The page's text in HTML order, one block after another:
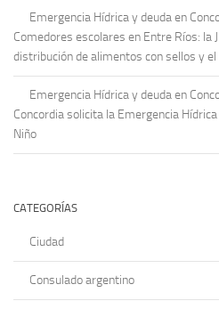
Emergencia Hídrica y deuda en
Comedores escolares en Entre Ríos: la
distribución de alimentos con sellos y
Emergencia Hídrica y deuda en
Concordia solicita la Emergencia
Niño
CATEGORÍAS
Ciudad
Consulado argentino